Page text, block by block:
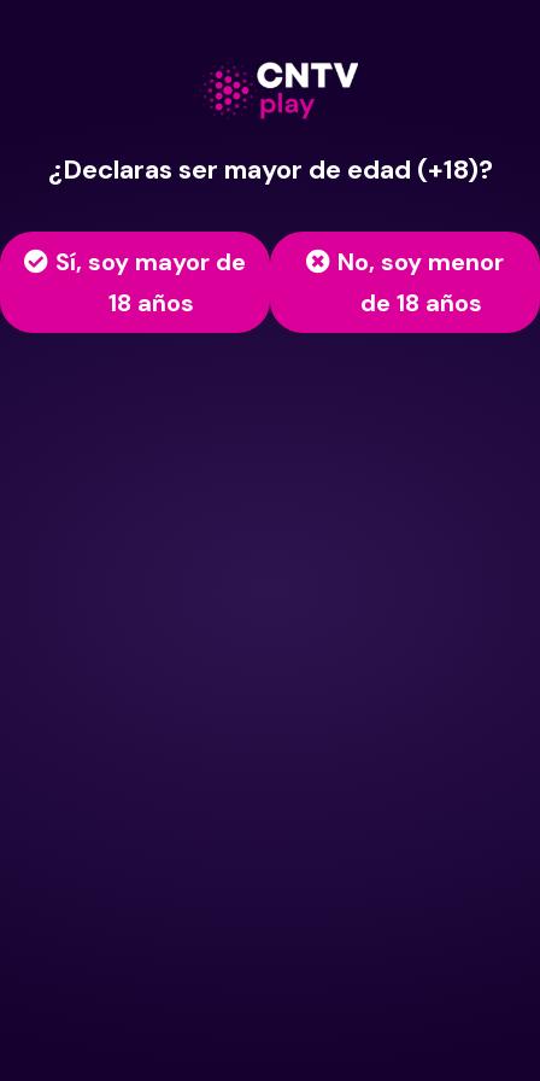
¿Declaras ser mayor de edad (+18)?
Sí, soy mayor de
18 años
No, soy menor
de 18 años